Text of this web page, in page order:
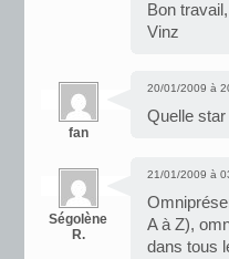
Bon travail,
Vinz
fan
20/01/2009 à
Quelle star
Ségolène
R.
21/01/2009 à
A à Z),
dans tous